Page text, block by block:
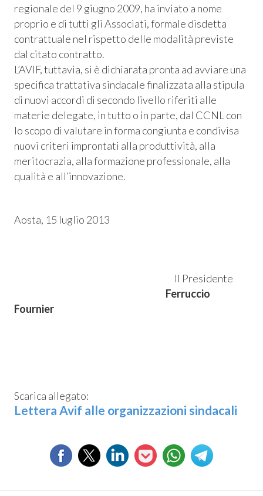
regionale del 9 giugno 2009, ha inviato a nome
proprio e di tutti gli Associati, formale disdetta
contrattuale nel rispetto delle modalità previste
dal citato contratto.
L’AVIF, tuttavia, si è dichiarata pronta ad avviare una
specifica trattativa sindacale finalizzata alla stipula
di nuovi accordi di secondo livello riferiti alle
materie delegate, in tutto o in parte, dal CCNL con
lo scopo di valutare in forma congiunta e condivisa
nuovi criteri improntati alla produttività, alla
meritocrazia, alla formazione professionale, alla
qualità e all’innovazione.
Aosta, 15 luglio 2013
Il Presidente
Ferruccio
Fournier
Scarica allegato:
Lettera Avif alle organizzazioni sindacali